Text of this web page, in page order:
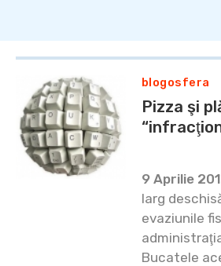
blogosfera
Pizza şi
9 Aprilie
larg
evaziunile
Bucatele